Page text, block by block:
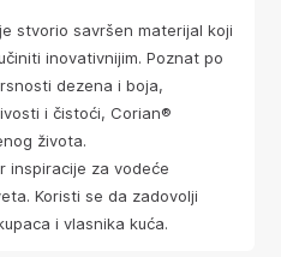
stvorio savršen materijal koji
inovativnijim. Poznat po
dezena i boja,
i čistoći, Corian®
života.
inspiracije za vodeće
Koristi se da zadovolji
i vlasnika kuća.